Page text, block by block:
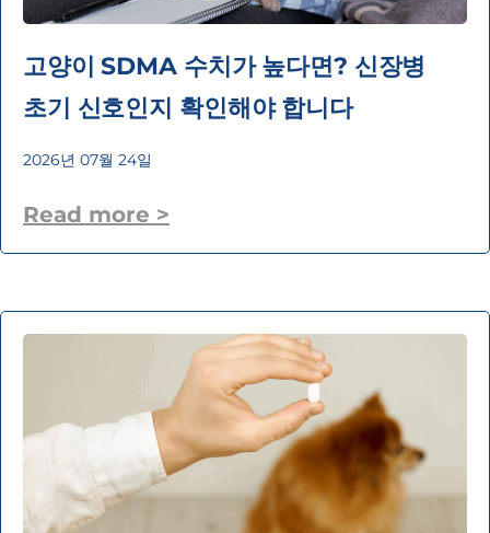
고양이 SDMA 수치가 높다면? 신장병
초기 신호인지 확인해야 합니다
2026년 07월 24일
Read more >